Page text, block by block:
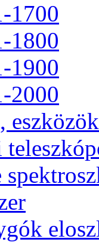
1700
1800
1900
2000
esz­kö­zök